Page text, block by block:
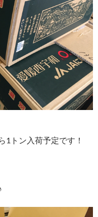
1トン入荷予定です！